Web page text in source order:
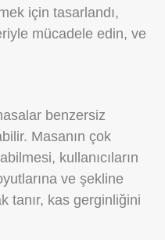
için tasarlandı,
mücadele edin, ve
benzersiz
Masanın çok
kullanıcıların
ve şekline
tanır, kas gerginliğini